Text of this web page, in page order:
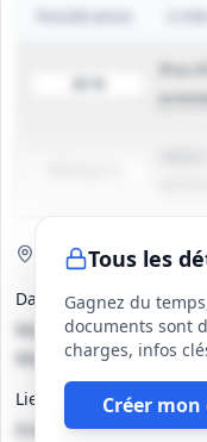
Pondération
Prix
Tous les
Gagnez du
documents sont
charges, infos
Créer mon
Visite de site
Date(s)
Mardi 20 janvier 2026 à
Mardi 27 janvier 2026
Lieu
Entrée principale du